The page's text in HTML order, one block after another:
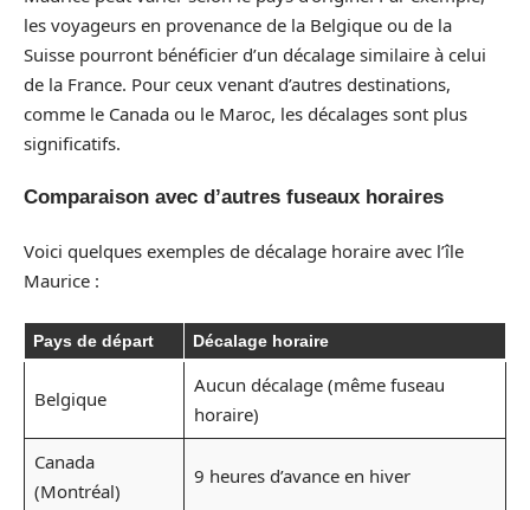
les voyageurs en provenance de la Belgique ou de la
Suisse pourront bénéficier d’un décalage similaire à celui
de la France. Pour ceux venant d’autres destinations,
comme le Canada ou le Maroc, les décalages sont plus
significatifs.
Comparaison avec d’autres fuseaux horaires
Voici quelques exemples de décalage horaire avec l’île
Maurice :
Pays de départ Décalage horaire
Belgique
Aucun décalage (même fuseau
horaire)
Canada
(Montréal)
9 heures d’avance en hiver